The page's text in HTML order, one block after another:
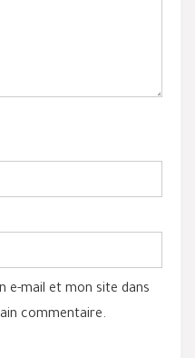
e-mail et mon site dans
commentaire.